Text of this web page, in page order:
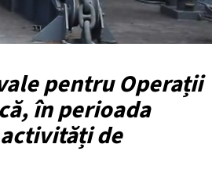
pentru Operații
în perioada
de